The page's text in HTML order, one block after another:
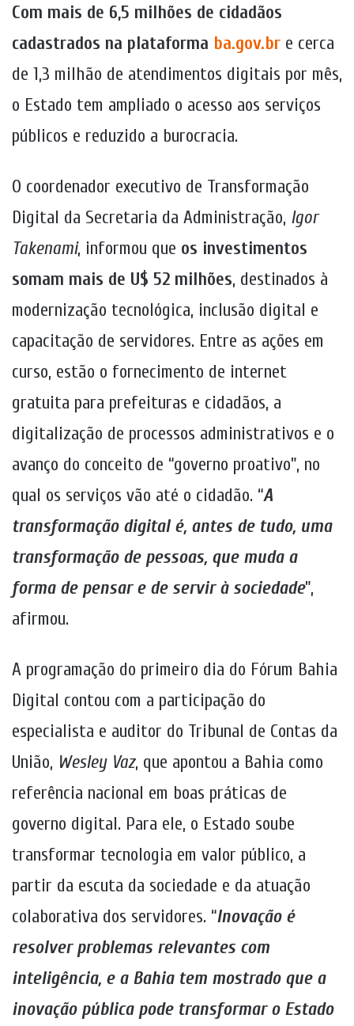
Com mais de 6,5 milhões de cidadãos
cadastrados na plataforma ba.gov.br e cerca
de 1,3 milhão de atendimentos digitais por mês,
o Estado tem ampliado o acesso aos serviços
públicos e reduzido a burocracia.
O coordenador executivo de Transformação
Digital da Secretaria da Administração, Igor
Takenami, informou que os investimentos
somam mais de U$ 52 milhões, destinados à
modernização tecnológica, inclusão digital e
capacitação de servidores. Entre as ações em
curso, estão o fornecimento de internet
gratuita para prefeituras e cidadãos, a
digitalização de processos administrativos e o
avanço do conceito de “governo proativo”, no
qual os serviços vão até o cidadão. “A
transformação digital é, antes de tudo, uma
transformação de pessoas, que muda a
forma de pensar e de servir à sociedade”,
afirmou.
A programação do primeiro dia do Fórum Bahia
Digital contou com a participação do
especialista e auditor do Tribunal de Contas da
União, Wesley Vaz, que apontou a Bahia como
referência nacional em boas práticas de
governo digital. Para ele, o Estado soube
transformar tecnologia em valor público, a
partir da escuta da sociedade e da atuação
colaborativa dos servidores. “Inovação é
resolver problemas relevantes com
inteligência, e a Bahia tem mostrado que a
inovação pública pode transformar o Estado